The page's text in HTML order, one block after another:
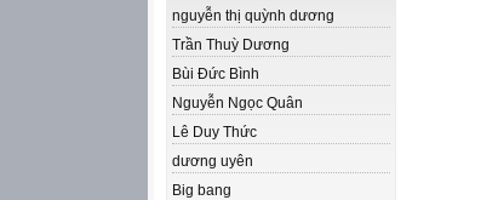
nguyễn thị quỳnh dương
Trần Thuỳ Dương
Bùi Đức Bình
Nguyễn Ngọc Quân
Lê Duy Thức
dương uyên
Big bang